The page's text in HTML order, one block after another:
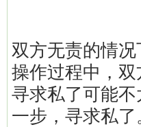
双方无责的情
操作过程中，
寻求私了可能
一步，寻求私了